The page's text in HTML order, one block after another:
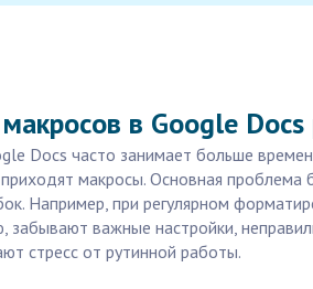
в Google
Docs часто занимает больше
макросы. Основная проблема
Например, при регулярном
забывают важные настройки,
стресс от рутинной работы.